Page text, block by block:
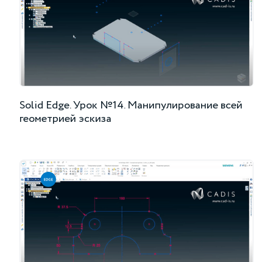
Solid Edge. Урок №14. Манипулирование всей
геометрией эскиза